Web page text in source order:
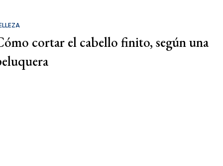
cortar el cabello finito, según una